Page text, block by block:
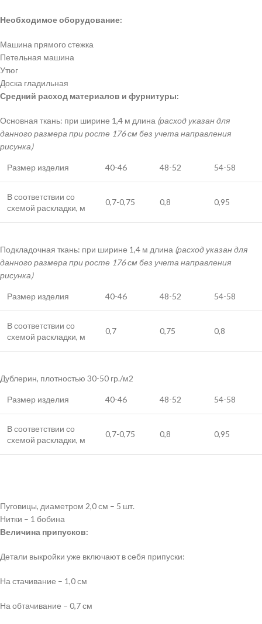
Необходимое оборудование:
Машина прямого стежка
Петельная машина
Утюг
Доска гладильная
Средний расход материалов и фурнитуры:
Основная ткань: при ширине 1,4 м длина (расход указан для
данного размера при росте 176 см без учета направления
рисунка)
Размер изделия 40-46 48-52 54-58
В соответствии со
схемой раскладки, м
0,7-0,75 0,8 0,95
Подкладочная ткань: при ширине 1,4 м длина (расход указан для
данного размера при росте 176 см без учета направления
рисунка)
Размер изделия 40-46 48-52 54-58
В соответствии со
схемой раскладки, м
0,7 0,75 0,8
Дублерин, плотностью 30-50 гр./м2
Размер изделия 40-46 48-52 54-58
В соответствии со
схемой раскладки, м
0,7-0,75 0,8 0,95
Пуговицы, диаметром 2,0 см – 5 шт.
Нитки – 1 бобина
Величина припусков:
Детали выкройки уже включают в себя припуски:
На стачивание – 1,0 см
На обтачивание – 0,7 см